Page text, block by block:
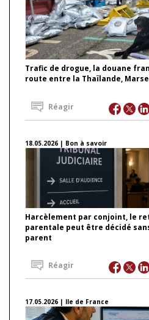
Trafic de drogue, la douane
route entre la Thaïlande,
Réagir
18.05.2026 | Bon à savoir
Harcèlement par conjoint, le
parentale peut être décidé
parent
Réagir
17.05.2026 | Ile de France